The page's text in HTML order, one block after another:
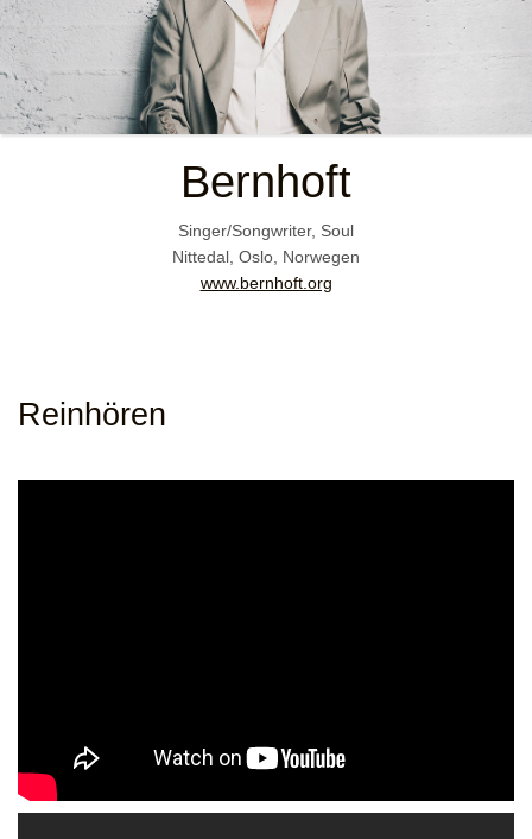
Bernhoft
Singer/Songwriter, Soul
Nittedal, Oslo, Norwegen
www.bernhoft.org
Reinhören